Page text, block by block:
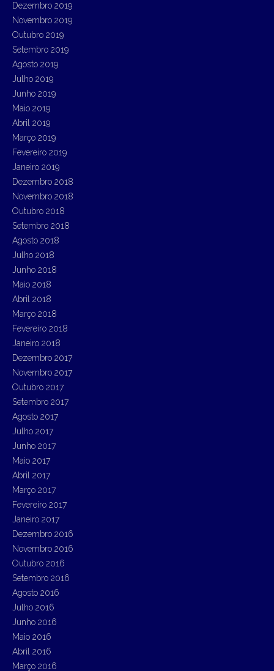
Dezembro 2019
Novembro 2019
Outubro 2019
Setembro 2019
Agosto 2019
Julho 2019
Junho 2019
Maio 2019
Abril 2019
Março 2019
Fevereiro 2019
Janeiro 2019
Dezembro 2018
Novembro 2018
Outubro 2018
Setembro 2018
Agosto 2018
Julho 2018
Junho 2018
Maio 2018
Abril 2018
Março 2018
Fevereiro 2018
Janeiro 2018
Dezembro 2017
Novembro 2017
Outubro 2017
Setembro 2017
Agosto 2017
Julho 2017
Junho 2017
Maio 2017
Abril 2017
Março 2017
Fevereiro 2017
Janeiro 2017
Dezembro 2016
Novembro 2016
Outubro 2016
Setembro 2016
Agosto 2016
Julho 2016
Junho 2016
Maio 2016
Abril 2016
Março 2016